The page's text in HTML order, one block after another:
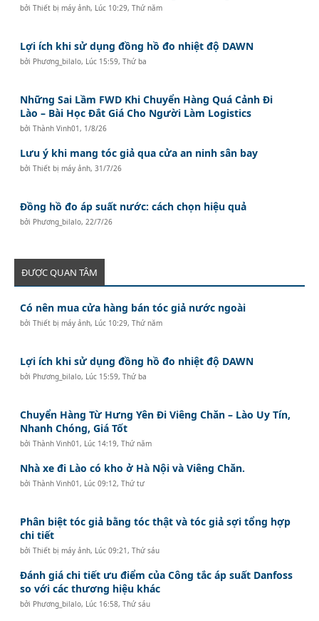
bởiThiết bị máy ảnh, Lúc 10:29, Thứ năm
Lợi ích khi sử dụng đồng hồ đo nhiệt độ DAWN
bởi Phương_bilalo, Lúc 15:59, Thứ ba
Những Sai Lầm FWD Khi Chuyển Hàng Quá Cảnh Đi
Lào – Bài Học Đắt Giá Cho Người Làm Logistics
bởiThành Vinh01 , 1/8/26
Lưu ý khi mang tóc giả qua cửa an ninh sân bay
bởiThiết bị máy ảnh,31/7/26
Đồng hồ đo áp suất nước: cách chọn hiệu quả
bởi Phương_bilalo, 22/7/26
ĐƯỢC QUAN TÂM
Có nên mua cửa hàng bán tóc giả nước ngoài
bởiThiết bị máy ảnh, Lúc 10:29, Thứ năm
Lợi ích khi sử dụng đồng hồ đo nhiệt độ DAWN
bởi Phương_bilalo, Lúc 15:59, Thứ ba
Chuyển Hàng Từ Hưng Yên Đi Viêng Chăn – Lào Uy Tín,
Nhanh Chóng, Giá Tốt
bởiThành Vinh01 , Lúc 14:19, Thứ năm
Nhà xe đi Lào có kho ở Hà Nội và Viêng Chăn.
bởiThành Vinh01 , Lúc 09:12, Thứ tư
Phân biệt tóc giả bằng tóc thật và tóc giả sợi tổng hợp
chi tiết
bởiThiết bị máy ảnh, Lúc 09:21, Thứ sáu
Đánh giá chi tiết ưu điểm của Công tắc áp suất Danfoss
so với các thương hiệu khác
bởi Phương_bilalo, Lúc 16:58, Thứ sáu